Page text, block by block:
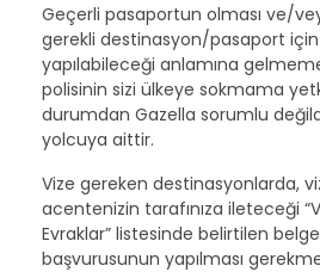
Geçerli pasaportun olması ve/
gerekli destinasyon/pasaport
yapılabileceği anlamına
polisinin sizi ülkeye sokmama
durumdan Gazella sorumlu
yolcuya aittir.
Vize gereken destinasyonlarda,
acentenizin tarafınıza ileteceği
Evraklar” listesinde belirtilen
başvurusunun yapılması